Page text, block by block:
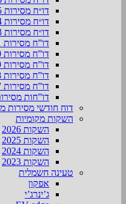
דו״ח מסירות 2025
דו״ח מסירות 2024
דו״ח מסירות 2023
דו”ח מסירות 2021
דו”ח מסירות 2020
דו”ח מסירות 2019
דו”ח מסירות 2018
דו”ח מסירות 2017
דו”חות מסירות
דוח חודשי מסירות
השקות מקומיות
השקות 2026
השקות 2025
השקות 2024
השקות 2023
טעינה חשמלית
אפקון
ג’ינרג’י